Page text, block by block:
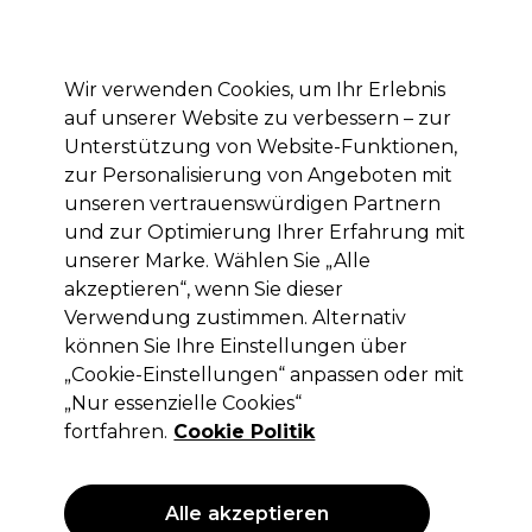
Anmelden
Marken Deals Haare Elektrogeräte Saloneinrichtung
Lieferung und Lieferzeiten
– mehr erfahren
Marken Osmo Blinding Shine
Blinding Shine
Filters
ANGEBOT
Wir verwenden Cookies, um Ihr Erlebnis
auf unserer Website zu verbessern – zur
Unterstützung von Website-Funktionen,
zur Personalisierung von Angeboten mit
unseren vertrauenswürdigen Partnern
und zur Optimierung Ihrer Erfahrung mit
unserer Marke. Wählen Sie „Alle
akzeptieren“, wenn Sie dieser
Verwendung zustimmen. Alternativ
können Sie Ihre Einstellungen über
„Cookie-Einstellungen“ anpassen oder mit
„Nur essenzielle Cookies“
fortfahren. Cookie Politik
Alle akzeptieren